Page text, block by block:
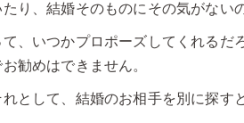
り、結婚そのものにその気がない
、いつかプロポーズしてくれるだ
勧めはできません。
として、結婚のお相手を別に探す